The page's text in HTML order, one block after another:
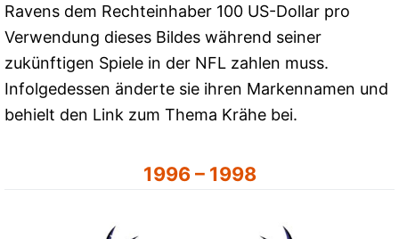
Ravens dem Rechteinhaber 100 US-Dollar pro
Verwendung dieses Bildes während seiner
zukünftigen Spiele in der NFL zahlen muss.
Infolgedessen änderte sie ihren Markennamen und
behielt den Link zum Thema Krähe bei.
1996 – 1998